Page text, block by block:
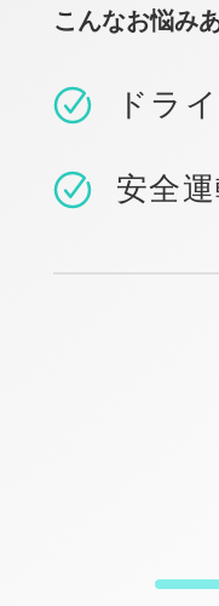
こんなお悩み
ドラ
安全